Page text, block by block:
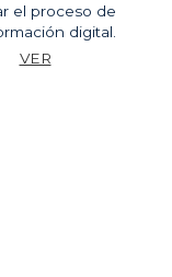
el proceso de
digital.
VER